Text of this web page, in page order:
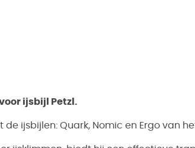
ijsbijl Petzl.
de ijsbijlen: Quark, Nomic en Ergo van